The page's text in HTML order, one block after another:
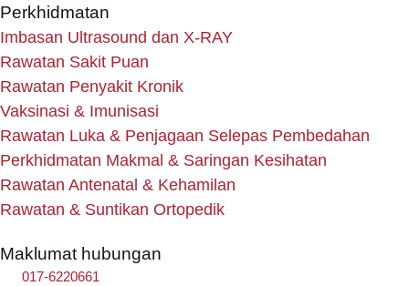
Perkhidmatan
Imbasan Ultrasound dan X-RAY
Rawatan Sakit Puan
Rawatan Penyakit Kronik
Vaksinasi & Imunisasi
Rawatan Luka & Penjagaan Selepas Pembedahan
Perkhidmatan Makmal & Saringan Kesihatan
Rawatan Antenatal & Kehamilan
Rawatan & Suntikan Ortopedik
Maklumat hubungan
017-6220661